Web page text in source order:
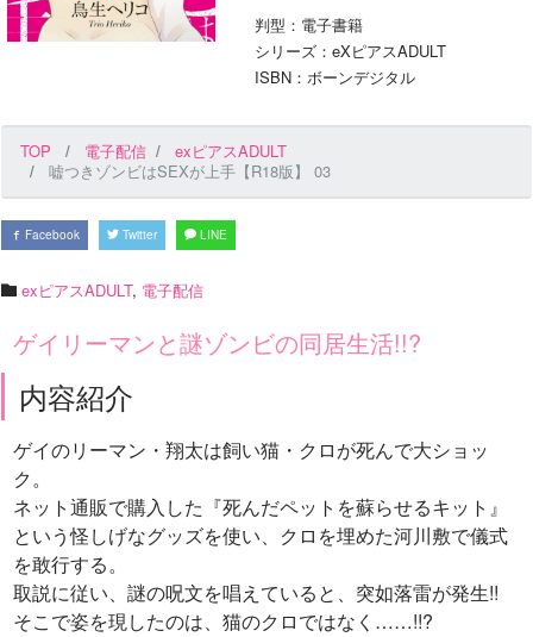
判型：電子書籍
シリーズ：eXピアスADULT
ISBN：ボーンデジタル
TOP 電子配信
exピアスADULT
嘘つきゾンビはSEXが上手【R18版】 03
Facebook Twitter LINE
exピアスADULT, 電子配信
ゲイリーマンと謎ゾンビの同居生活!!?
内容紹介
ゲイのリーマン・翔太は飼い猫・クロが死んで大ショッ
ク。
ネット通販で購入した『死んだペットを蘇らせるキット』
という怪しげなグッズを使い、クロを埋めた河川敷で儀式
を敢行する。
取説に従い、謎の呪文を唱えていると、突如落雷が発生!!
そこで姿を現したのは、猫のクロではなく……!!?